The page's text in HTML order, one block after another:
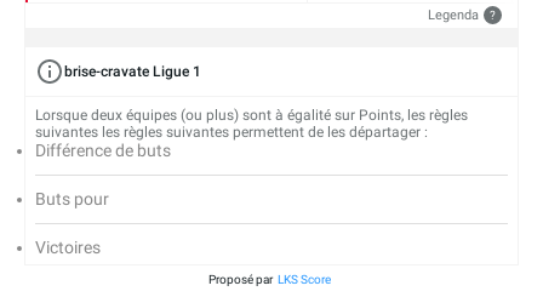
Legenda ?
brise-cravate Ligue 1
Lorsque deux équipes (ou plus) sont à égalité sur Points, les règles
suivantes les règles suivantes permettent de les départager :
Différence de buts
Buts pour
Victoires
Proposé par LKS Score